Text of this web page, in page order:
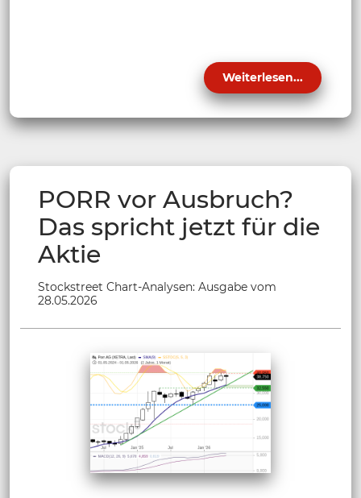
Weiterlesen...
PORR vor Ausbruch?
Das spricht jetzt für die
Aktie
Stockstreet Chart-Analysen: Ausgabe vom
28.05.2026